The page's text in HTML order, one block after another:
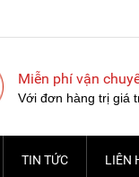
Miễn phí vận
Với đơn hàng trị giá
TIN TỨC LIÊN